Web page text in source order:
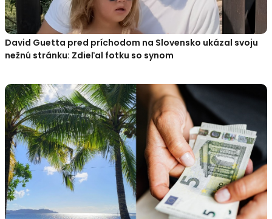
David Guetta pred príchodom na Slovensko ukázal svoju
nežnú stránku: Zdieľal fotku so synom